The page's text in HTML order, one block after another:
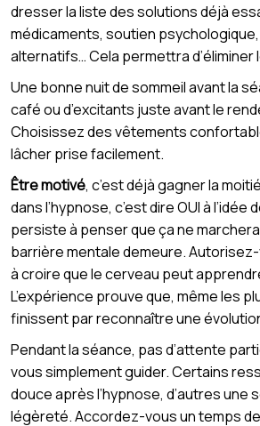
dresser la liste des solutions déjà
médicaments, soutien
alternatifs… Cela permettra
Une bonne nuit de sommeil avant la
café ou d’excitants juste avant le
Choisissez des vêtements
lâcher prise facilement.
Être motivé, c’est déjà gagner la
dans l’hypnose, c’est dire OUI à l’idée
persiste à penser que ça ne marchera
barrière mentale demeure.
à croire que le cerveau peut
L’expérience prouve que, même les
finissent par reconnaître une
Pendant la séance, pas d’attente
vous simplement guider. Certains
douce après l’hypnose, d’autres une
légèreté. Accordez-vous un temps